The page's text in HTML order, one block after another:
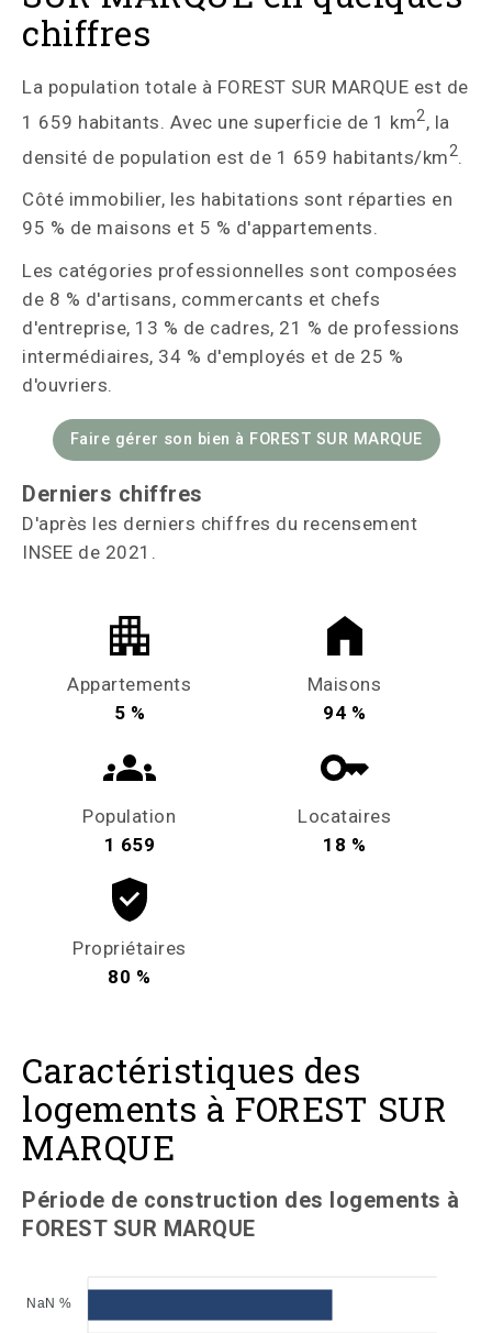
chiffres
La population totale à FOREST SUR MARQUE est de
1 659 habitants. Avec une superficie de 1 km2, la
densité de population est de 1 659 habitants/km2.
Côté immobilier, les habitations sont réparties en
95 % de maisons et 5 % d'appartements.
Les catégories professionnelles sont composées
de 8 % d'artisans, commercants et chefs
d'entreprise, 13 % de cadres, 21 % de professions
intermédiaires, 34 % d'employés et de 25 %
d'ouvriers.
Faire gérer son bien à FOREST SUR MARQUE
Derniers chiffres
D'après les derniers chiffres du recensement
INSEE de 2021.
Appartements
5 %
Maisons
94 %
Population
1 659
Locataires
18 %
Propriétaires
80 %
Caractéristiques des
logements à FOREST SUR
MARQUE
Période de construction des logements à
FOREST SUR MARQUE
NaN %